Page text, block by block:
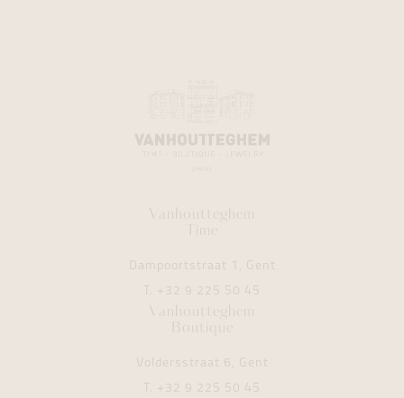
Vanhoutteghem
Time
Dampoortstraat 1, Gent
T. +32 9 225 50 45
Vanhoutteghem
Boutique
Voldersstraat 6, Gent
T. +32 9 225 50 45